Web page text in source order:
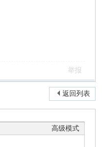
举报
返回列表
高级模式